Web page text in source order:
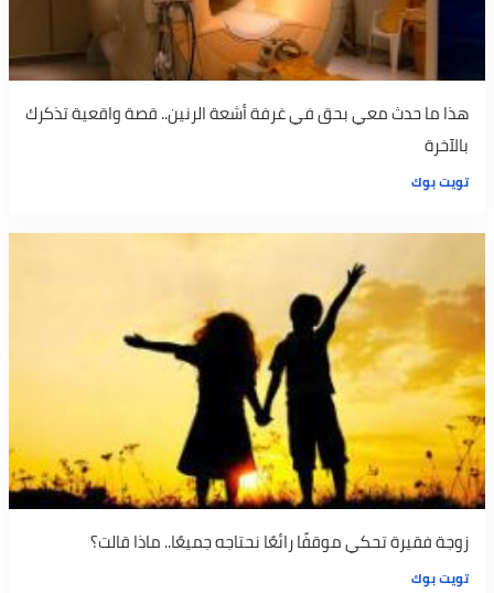
هذا ما حدث معي بحق في غرفة أشعة الرنين.. قصة واقعية تذكرك
بالآخرة
تويت بوك
زوجة فقيرة تحكي موقفًا رائعًا نحتاجه جميعًا.. ماذا قالت؟
تويت بوك